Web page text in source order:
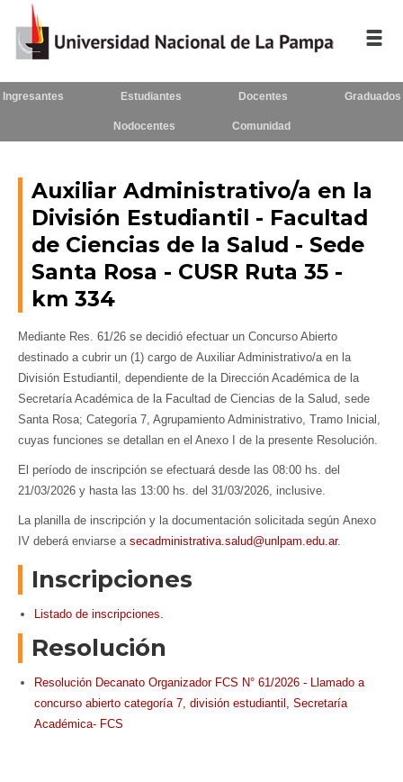
La UNLPam
Consejo Superior
Rectorado / Secretarías
Facultades
Contacto
Seguínosen:
Ingresantes Estudiantes Docentes Graduados
Nodocentes Comunidad
Auxiliar Administrativo/a en la
División Estudiantil - Facultad
de Ciencias de la Salud - Sede
Santa Rosa - CUSR Ruta 35 -
km 334
Mediante Res. 61/26 se decidió efectuar un Concurso Abierto
destinado a cubrir un (1) cargo de Auxiliar Administrativo/a en la
División Estudiantil, dependiente de la Dirección Académica de la
Secretaría Académica de la Facultad de Ciencias de la Salud, sede
Santa Rosa; Categoría 7, Agrupamiento Administrativo, Tramo Inicial,
cuyas funciones se detallan en el Anexo I de la presente Resolución.
El período de inscripción se efectuará desde las 08:00 hs. del
21/03/2026 y hasta las 13:00 hs. del 31/03/2026, inclusive.
La planilla de inscripción y la documentación solicitada según Anexo
IV deberá enviarse a secadministrativa.salud@unlpam.edu.ar.
Inscripciones
Listado de inscripciones.
Resolución
Resolución Decanato Organizador FCS N° 61/2026 - Llamado a
concurso abierto categoría 7, división estudiantil, Secretaría
Académica- FCS